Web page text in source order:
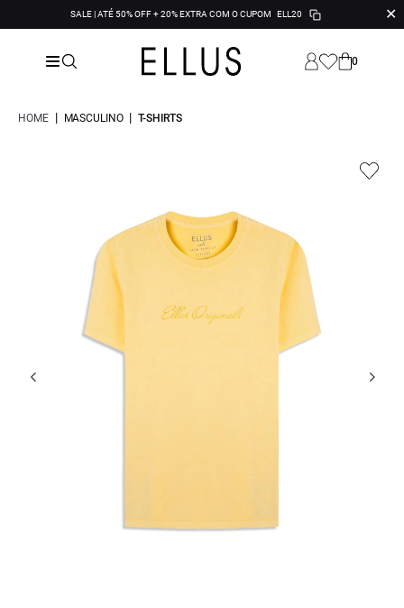
SALE | ATÉ 50% OFF + 20% EXTRA COM O CUPOM ELL20 ✕
0
HOME | MASCULINO | T-SHIRTS